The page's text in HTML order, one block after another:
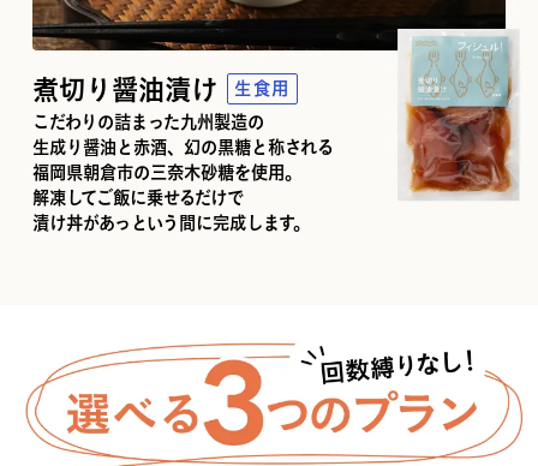
煮切り醤油漬け
生食用
こだわりの詰まった九州製造の
生成り醤油と赤酒、幻の黒糖と称される
福岡県朝倉市の三奈木砂糖を使用。
解凍してご飯に乗せるだけで
漬け丼があっという間に完成します。